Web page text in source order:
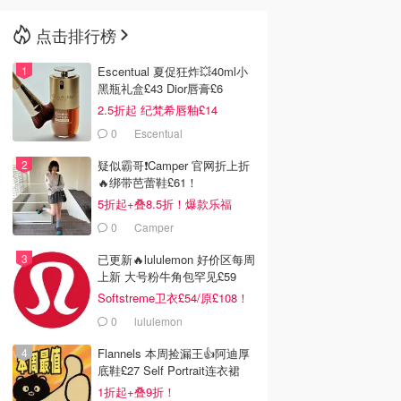
点击排行榜
Escentual 夏促狂炸💥40ml小
黑瓶礼盒£43 Dior唇膏£6
2.5折起 纪梵希唇釉£14
0 Escentual
疑似霸哥❗️Camper 官网折上折
🔥绑带芭蕾鞋£61！
5折起+叠8.5折！爆款乐福
£68！
0 Camper
已更新🔥lululemon 好价区每周
上新 大号粉牛角包罕见£59
Softstreme卫衣£54/原£108！
0 lululemon
Flannels 本周捡漏王👍阿迪厚
底鞋£27 Self Portrait连衣裙
£63
1折起+叠9折！